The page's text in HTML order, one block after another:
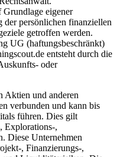
Grundlage eigener
der persönlichen finanziellen
getroffen werden.
UG (haftungsbeschränkt)
entsteht durch die
oder
Aktien und anderen
verbunden und kann bis
führen. Dies gilt
Explorations-,
Diese Unternehmen
, Finanzierungs-,